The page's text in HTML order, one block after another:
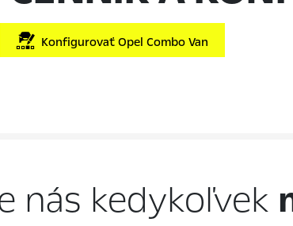
Konfigurovať Opel Combo Van
nás kedykoľvek